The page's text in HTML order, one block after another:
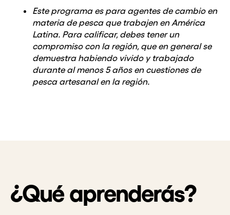
Este programa es para agentes de cambio en
materia de pesca que trabajen en América
Latina. Para calificar, debes tener un
compromiso con la región, que en general se
demuestra habiendo vivido y trabajado
durante al menos 5 años en cuestiones de
pesca artesanal en la región.
¿Qué aprenderás?